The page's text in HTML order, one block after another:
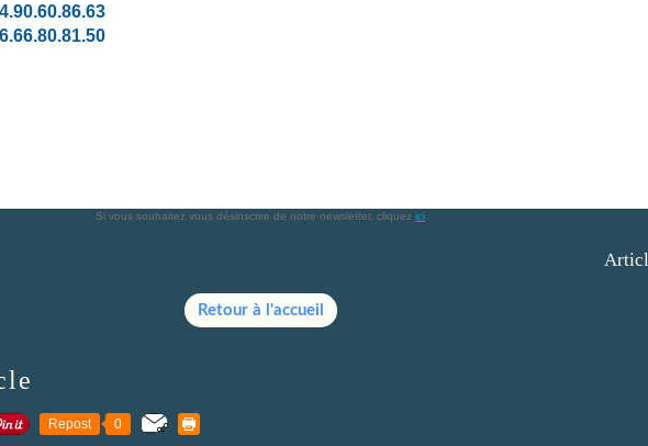
Si vous souhaitez vous désinscrire de notre newsletter, cliquez ici
Retour à l'accueil
Repost 0